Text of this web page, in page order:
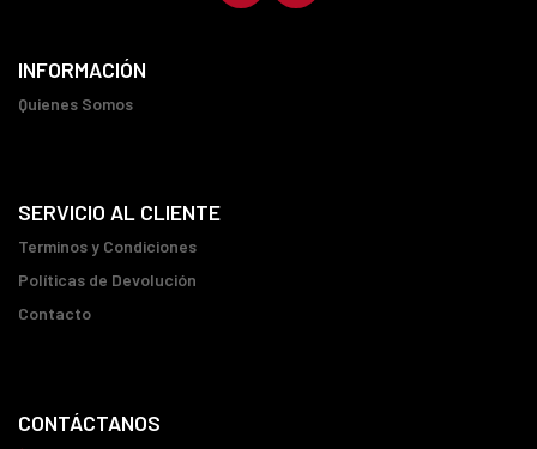
INFORMACIÓN
Quienes Somos
SERVICIO AL CLIENTE
Terminos y Condiciones
Políticas de Devolución
Contacto
CONTÁCTANOS